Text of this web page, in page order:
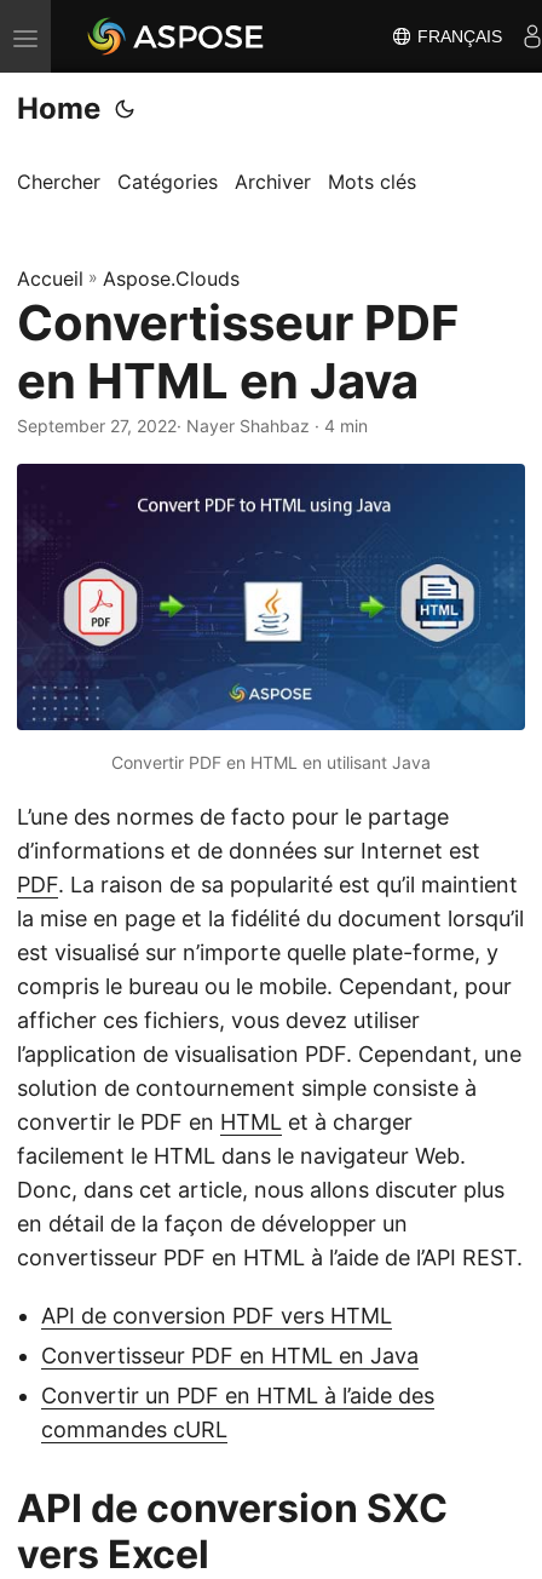
B
a
s
u
r
l
a
n
a
o
n
FRANÇAIS
Home
Chercher Catégories Archiver Mots clés
Accueil » Aspose.Clouds
Convertisseur PDF
en HTML en Java
September 27, 2022· Nayer Shahbaz · 4 min
Convertir PDF en HTML en utilisant Java
L’une des normes de facto pour le partage
d’informations et de données sur Internet est
PDF. La raison de sa popularité est qu’il maintient
la mise en page et la fidélité du document lorsqu’il
est visualisé sur n’importe quelle plate-forme, y
compris le bureau ou le mobile. Cependant, pour
afficher ces fichiers, vous devez utiliser
l’application de visualisation PDF. Cependant, une
solution de contournement simple consiste à
convertir le PDF en HTML et à charger
facilement le HTML dans le navigateur Web.
Donc, dans cet article, nous allons discuter plus
en détail de la façon de développer un
convertisseur PDF en HTML à l’aide de l’API REST.
API de conversion PDF vers HTML
Convertisseur PDF en HTML en Java
Convertir un PDF en HTML à l’aide des
commandes cURL
API de conversion SXC
vers Excel